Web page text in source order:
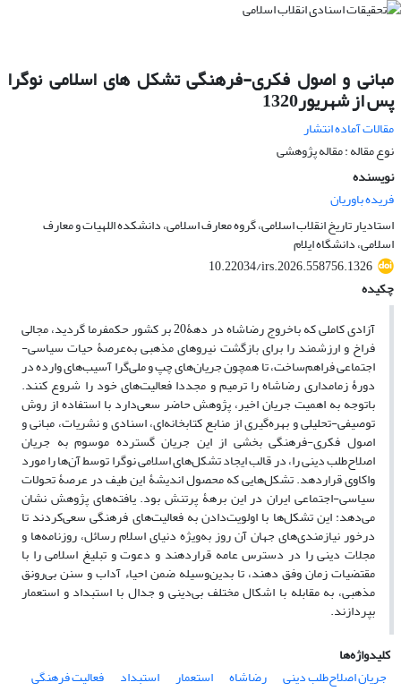
مبانی و اصول فکری-فرهنگی تشکل های اسلامی نوگرا
پس از شهریور1320
مقالات آماده انتشار
نوع مقاله : مقاله پژوهشی
نویسنده
فریده باوریان
استادیار تاریخ انقلاب اسلامی، گروه معارف اسلامی، دانشکده اللهیات و معارف
اسلامی، دانشگاه ایلام
10.22034/irs.2026.558756.1326
چکیده
آزادی کاملی که باخروج رضاشاه در دهۀ20 بر کشور حکمفرما گردید، مجالی
فراخ و ارزشمند را برای بازگشت نیروهای مذهبی به‌عرصۀ حیات سیاسی-
اجتماعی فراهم‌ساخت، تا همچون جریان‌های چپ و ملی‌گرا آسیب‌های وارده در
دورۀ زمامداری رضاشاه را ترمیم‌ و مجددا فعالیت‌های خود را شروع کنند.
باتوجه به اهمیت جریان اخیر، پژوهش حاضر سعی‌دارد با استفاده از روش
توصیفی-تحلیلی و بهره‌گیری از منابع کتابخانه‌ای، اسنادی و نشریات، مبانی و
اصول فکری-فرهنگی بخشی از این جریان گسترده موسوم به جریان
اصلاح‌طلب دینی را، در قالب ایجاد تشکل‌های اسلامی نوگرا توسط آن‌ها را مورد
واکاوی قراردهد. تشکل‌هایی که محصول اندیشۀ این طیف در عرصۀ تحولات
سیاسی-اجتماعی ایران در این برهۀ پرتنش بود. یافته‌های پژوهش نشان
می‌دهد: این تشکل‌ها با اولویت‌دادن به فعالیت‌های فرهنگی سعی‌کردند تا
درخور نیازمندی‌های جهان آن روز به‌ویژه دنیای اسلام رسائل، روزنامه‌ها و
مجلات دینی را در دسترس عامه قراردهند و دعوت و تبلیغ اسلامی را با
مقتضیات زمان وفق دهند، تا بدین‌وسیله ضمن احیاء آداب و سنن بی‌رونق
مذهبی، به مقابله با اشکال مختلف بی‌دینی و جدال با استبداد و استعمار
بپردازند.
کلیدواژه‌ها
جریان اصلاح‌طلب دینی
رضاشاه استعمار استبداد
فعالیت فرهنگی